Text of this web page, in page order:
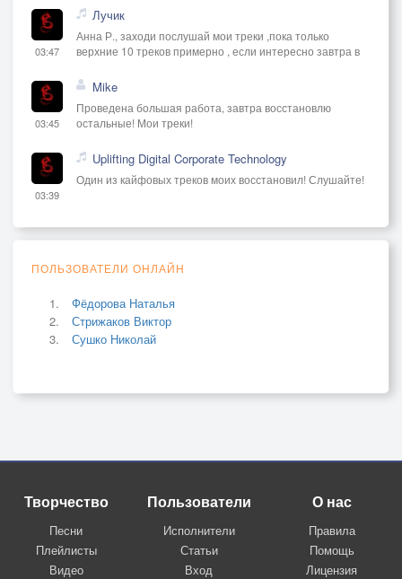
03:47
Лучик
Анна Р., заходи послушай мои треки ,пока только
верхние 10 треков примерно , если интересно завтра в
03:45
Mike
Проведена большая работа, завтра восстановлю
остальные! Мои треки!
03:39
Uplifting Digital Corporate Technology
Один из кайфовых треков моих восстановил! Слушайте!
ПОЛЬЗОВАТЕЛИ ОНЛАЙН
Фёдорова Наталья
Стрижаков Виктор
Сушко Николай
Творчество
Песни
Плейлисты
Видео
Пользователи
Исполнители
Статьи
Вход
О нас
Правила
Помощь
Лицензия